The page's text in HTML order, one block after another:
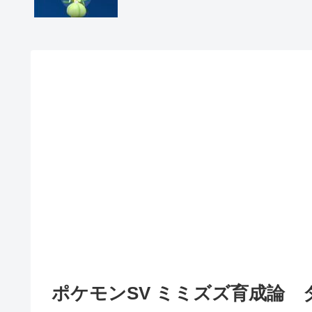
ポケモンSV ミミズズ育成論